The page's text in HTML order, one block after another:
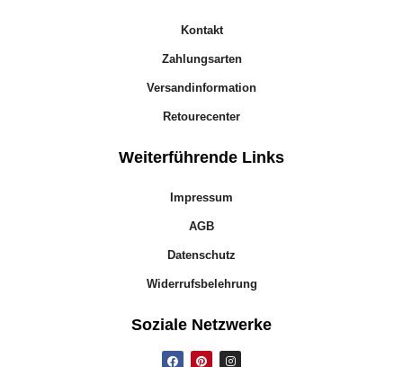
Kontakt
Zahlungsarten
Versandinformation
Retourecenter
Weiterführende Links
Impressum
AGB
Datenschutz
Widerrufsbelehrung
Soziale Netzwerke